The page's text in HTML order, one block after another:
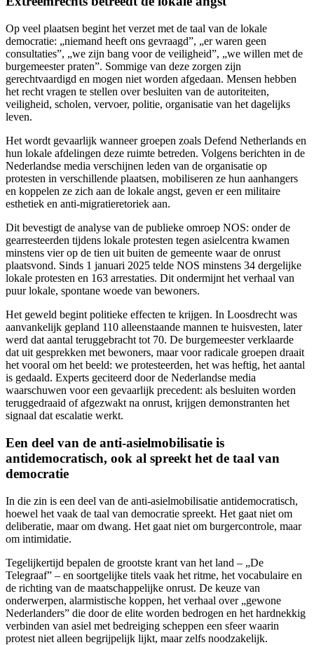
Op veel plaatsen begint het verzet met de taal van de lokale
democratie: „niemand heeft ons gevraagd”, „er waren geen
consultaties”, „we zijn bang voor de veiligheid”, „we willen met de
burgemeester praten”. Sommige van deze zorgen zijn
gerechtvaardigd en mogen niet worden afgedaan. Mensen hebben
het recht vragen te stellen over besluiten van de autoriteiten,
veiligheid, scholen, vervoer, politie, organisatie van het dagelijks
leven.
Het wordt gevaarlijk wanneer groepen zoals Defend Netherlands en
hun lokale afdelingen deze ruimte betreden. Volgens berichten in de
Nederlandse media verschijnen leden van de organisatie op
protesten in verschillende plaatsen, mobiliseren ze hun aanhangers
en koppelen ze zich aan de lokale angst, geven er een militaire
esthetiek en anti-migratieretoriek aan.
Dit bevestigt de analyse van de publieke omroep NOS: onder de
gearresteerden tijdens lokale protesten tegen asielcentra kwamen
minstens vier op de tien uit buiten de gemeente waar de onrust
plaatsvond. Sinds 1 januari 2025 telde NOS minstens 34 dergelijke
lokale protesten en 163 arrestaties. Dit ondermijnt het verhaal van
puur lokale, spontane woede van bewoners.
Het geweld begint politieke effecten te krijgen. In Loosdrecht was
aanvankelijk gepland 110 alleenstaande mannen te huisvesten, later
werd dat aantal teruggebracht tot 70. De burgemeester verklaarde
dat uit gesprekken met bewoners, maar voor radicale groepen draait
het vooral om het beeld: we protesteerden, het was heftig, het aantal
is gedaald. Experts geciteerd door de Nederlandse media
waarschuwen voor een gevaarlijk precedent: als besluiten worden
teruggedraaid of afgezwakt na onrust, krijgen demonstranten het
signaal dat escalatie werkt.
Een deel van de anti-asielmobilisatie is
antidemocratisch, ook al spreekt het de taal van
democratie
In die zin is een deel van de anti-asielmobilisatie antidemocratisch,
hoewel het vaak de taal van democratie spreekt. Het gaat niet om
deliberatie, maar om dwang. Het gaat niet om burgercontrole, maar
om intimidatie.
Tegelijkertijd bepalen de grootste krant van het land – „De
Telegraaf” – en soortgelijke titels vaak het ritme, het vocabulaire en
de richting van de maatschappelijke onrust. De keuze van
onderwerpen, alarmistische koppen, het verhaal over „gewone
Nederlanders” die door de elite worden bedrogen en het hardnekkig
verbinden van asiel met bedreiging scheppen een sfeer waarin
protest niet alleen begrijpelijk lijkt, maar zelfs noodzakelijk.